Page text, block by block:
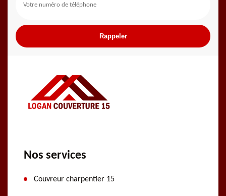
Nos services
Couvreur charpentier 15